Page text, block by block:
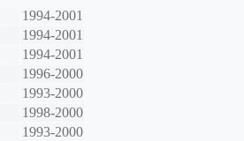
1994-2001
1994-2001
1994-2001
1996-2000
1993-2000
1998-2000
1993-2000